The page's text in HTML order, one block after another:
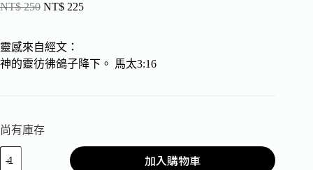
NT$250 NT$ 225
靈感來自經文：
神的靈彷彿鴿子降下。 馬太3:16
尚有庫存
加入購物車